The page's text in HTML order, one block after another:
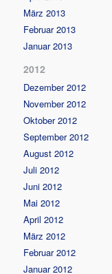
März 2013
Februar 2013
Januar 2013
2012
Dezember 2012
November 2012
Oktober 2012
September 2012
August 2012
Juli 2012
Juni 2012
Mai 2012
April 2012
März 2012
Februar 2012
Januar 2012